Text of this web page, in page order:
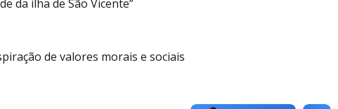
da ilha de São Vicente”
de valores morais e sociais